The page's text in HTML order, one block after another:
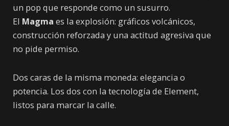
un pop que responde como un susurro.
El Magma es la explosión: gráficos volcánicos,
construcción reforzada y una actitud agresiva que
no pide permiso.
Dos caras de la misma moneda: elegancia o
potencia. Los dos con la tecnología de Element,
listos para marcar la calle.